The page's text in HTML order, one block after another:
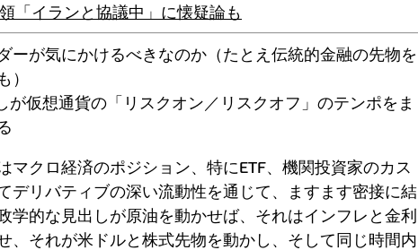
「イランと協議中」に懐疑論も
ーが気にかけるべきなのか（たとえ伝統的金融の先物を
）
が仮想通貨の「リスクオン／リスクオフ」のテンポをま
マクロ経済のポジション、特にETF、機関投資家のカス
デリバティブの深い流動性を通じて、ますます密接に結
学的な見出しが原油を動かせば、それはインフレと金利
、それが米ドルと株式先物を動かし、そして同じ時間内